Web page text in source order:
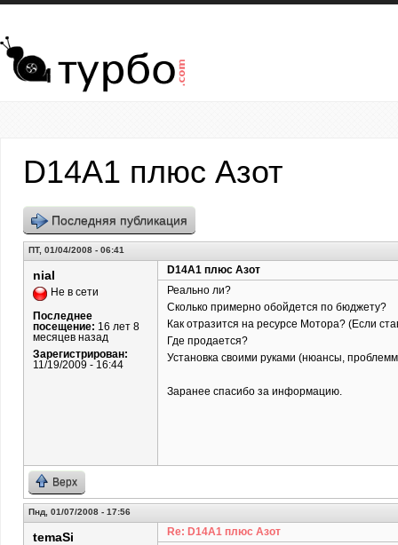
Перейти к основному содержанию
D14A1 плюс Азот
Последняя публикация
ПТ, 01/04/2008 - 06:41
nial
Не в сети
Последнее
посещение: 16 лет 8
месяцев назад
Зарегистрирован:
11/19/2009 - 16:44
D14A1 плюс Азот
Реально ли?
Сколько примерно обойдется по бюджету?
Как отразится на ресурсе Мотора? (Если
Где продается?
Установка своими руками (нюансы,
Заранее спасибо за информацию.
Верх
Пнд, 01/07/2008 - 17:56
temaSi
Re: D14A1 плюс Азот